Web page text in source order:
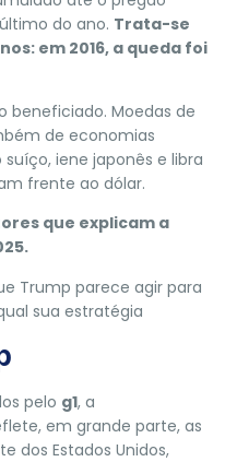
do ano. Trata-se
em 2016, a queda foi
beneficiado. Moedas de
de economias
iene japonês e libra
frente ao dólar.
que explicam a
Trump parece agir para
sua estratégia
pelo g1, a
em grande parte, as
dos Estados Unidos,